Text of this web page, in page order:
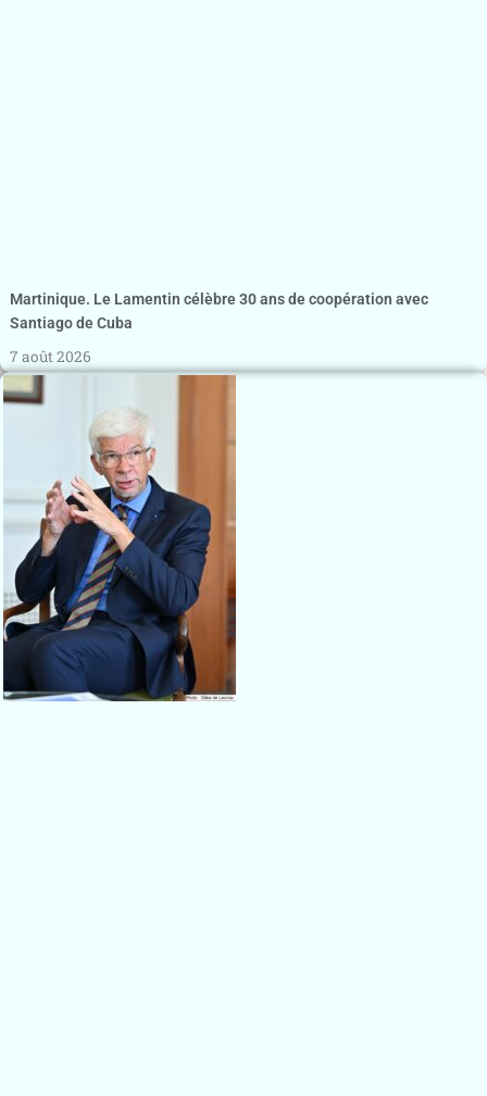
Martinique. Le Lamentin célèbre 30 ans de coopération avec
Santiago de Cuba
7 août 2026